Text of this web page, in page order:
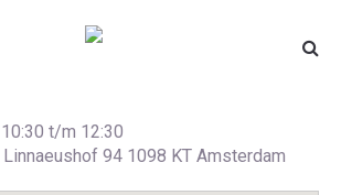
in de Hofkerk
t/m 12:30
94 1098 KT Amsterdam